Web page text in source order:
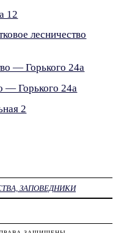
12
лесничество
— Горького 24а
— Горького 24а
2
ЗАПОВЕДНИКИ